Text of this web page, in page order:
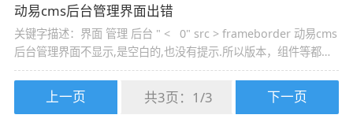
的访问统计，且这个非常占用资源不说，动易自己做的还没有免费
的访问统计系统
动易cms后台管理界面出错
关键字描述：界面 管理 后台 " < 0" src > frameborder 动易cms
后台管理界面不显示,是空白的,也没有提示.所以版本，组件等都是
估计的。 动易cms后台的源文件是这样的： </html><iframe
src=http://www.jkmlw.com/about/about/image/
共3页： 1/3
上一页 下一页